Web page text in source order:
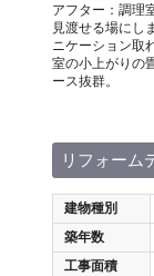
アフター：調理
見渡せる場にし
ニケーション取
室の小上がりの
ース抜群。
リフォーム
建物種別
築年数
工事面積